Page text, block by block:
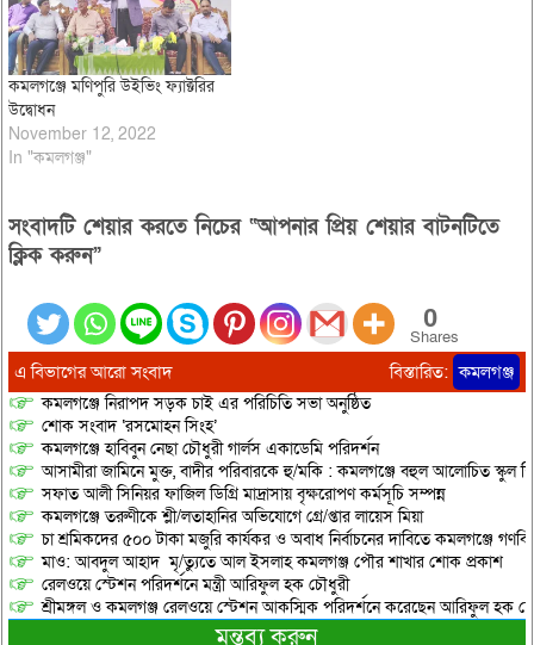
কমলগঞ্জে মণিপুরি উইভিং ফ্যাক্টরির
উদ্বোধন
November 12, 2022
In "কমলগঞ্জ"
সংবাদটি শেয়ার করতে নিচের “আপনার প্রিয় শেয়ার বাটনটিতে
ক্লিক করুন”
0
Shares
এ বিভাগের আরো সংবাদ বিস্তারিত: কমলগঞ্জ
কমলগঞ্জে নিরাপদ সড়ক চাই এর পরিচিতি সভা অনুষ্ঠিত
শোক সংবাদ ‘রসমোহন সিংহ’
কমলগঞ্জে হাবিবুন নেছা চৌধুরী গার্লস একাডেমি পরিদর্শন
আসামীরা জামিনে মুক্ত, বাদীর পরিবারকে হু/মকি : কমলগঞ্জে বহুল আলোচিত স্কুল
সফাত আলী সিনিয়র ফাজিল ডিগ্রি মাদ্রাসায় বৃক্ষরোপণ কর্মসূচি সম্পন্ন
কমলগঞ্জে তরুণীকে শ্লী/লতাহানির অভিযোগে গ্রে/প্তার লায়েস মিয়া
চা শ্রমিকদের ৫০০ টাকা মজুরি কার্যকর ও অবাধ নির্বাচনের দাবিতে কমলগঞ্জে
মাও: আবদুল আহাদ মৃ/ত্যুতে আল ইসলাহ কমলগঞ্জ পৌর শাখার শোক প্রকাশ
রেলওয়ে স্টেশন পরিদর্শনে মন্ত্রী আরিফুল হক চৌধুরী
শ্রীমঙ্গল ও কমলগঞ্জ রেলওয়ে স্টেশন আকস্মিক পরিদর্শনে করেছেন আরিফুল হক
মন্তব্য করুন